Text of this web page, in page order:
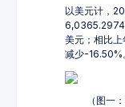
以美元计，
6,0365.2974
美元；相比
减少-16.50%
（图一